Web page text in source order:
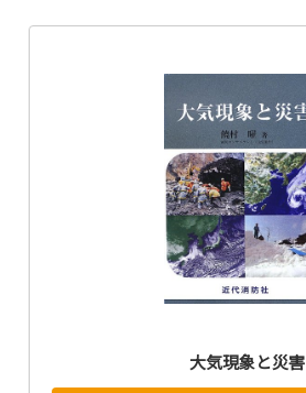
大気現象と災害